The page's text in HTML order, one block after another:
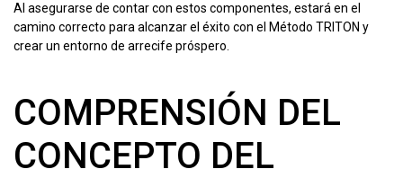
Al asegurarse de contar con estos componentes, estará en el
camino correcto para alcanzar el éxito con el Método TRITON y
crear un entorno de arrecife próspero.
COMPRENSIÓN DEL
CONCEPTO DEL